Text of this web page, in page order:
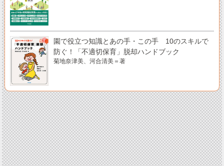
園で役立つ知識とあの手・この手 10のスキルで
防ぐ！「不適切保育」脱却ハンドブック
菊地奈津美、河合清美＝著